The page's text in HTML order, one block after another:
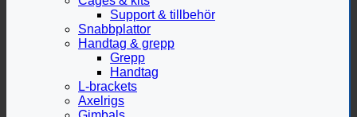
Support & tillbehör
Snabbplattor
Handtag & grepp
Grepp
Handtag
L-brackets
Axelrigs